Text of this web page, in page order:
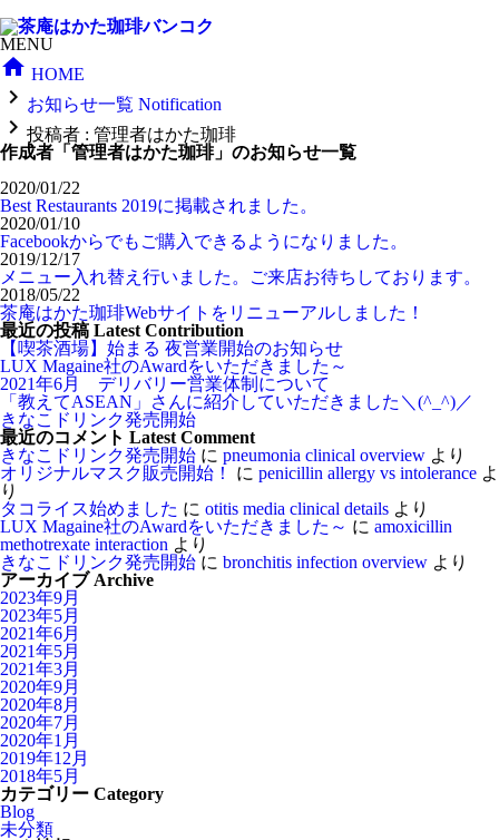
MENU
 HOME
 お知らせ一覧 Notification
 投稿者 : 管理者はかた珈琲
作成者「管理者はかた珈琲」のお知らせ一覧
2020/01/22
Best Restaurants 2019に掲載されました。
2020/01/10
Facebookからでもご購入できるようになりました。
2019/12/17
メニュー入れ替え行いました。ご来店お待ちしております。
2018/05/22
茶庵はかた珈琲Webサイトをリニューアルしました！
最近の投稿 Latest Contribution
【喫茶酒場】始まる 夜営業開始のお知らせ
LUX Magaine社のAwardをいただきました～
2021年6月 デリバリー営業体制について
「教えてASEAN」さんに紹介していただきました＼(^_^)／
きなこドリンク発売開始
最近のコメント Latest Comment
きなこドリンク発売開始 に pneumonia clinical overview より
オリジナルマスク販売開始！
に penicillin allergy vs intolerance よ
り
タコライス始めました に otitis media clinical details より
LUX Magaine社のAwardをいただきました～ に amoxicillin
methotrexate interaction より
きなこドリンク発売開始 に bronchitis infection overview より
アーカイブ Archive
2023年9月
2023年5月
2021年6月
2021年5月
2021年3月
2020年9月
2020年8月
2020年7月
2020年1月
2019年12月
2018年5月
カテゴリー Category
Blog
未分類